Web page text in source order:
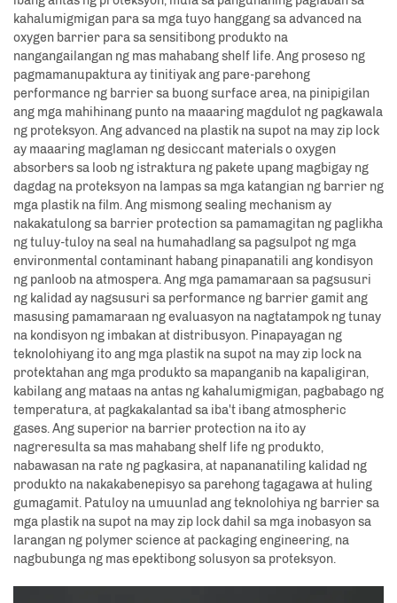
kahalumigmigan para sa mga tuyo hanggang sa advanced na
oxygen barrier para sa sensitibong produkto na
nangangailangan ng mas mahabang shelf life. Ang proseso ng
pagmamanupaktura ay tinitiyak ang pare-parehong
performance ng barrier sa buong surface area, na pinipigilan
ang mga mahihinang punto na maaaring magdulot ng pagkawala
ng proteksyon. Ang advanced na plastik na supot na may zip lock
ay maaaring maglaman ng desiccant materials o oxygen
absorbers sa loob ng istraktura ng pakete upang magbigay ng
dagdag na proteksyon na lampas sa mga katangian ng barrier ng
mga plastik na film. Ang mismong sealing mechanism ay
nakakatulong sa barrier protection sa pamamagitan ng paglikha
ng tuluy-tuloy na seal na humahadlang sa pagsulpot ng mga
environmental contaminant habang pinapanatili ang kondisyon
ng panloob na atmospera. Ang mga pamamaraan sa pagsusuri
ng kalidad ay nagsusuri sa performance ng barrier gamit ang
masusing pamamaraan ng evaluasyon na nagtatampok ng tunay
na kondisyon ng imbakan at distribusyon. Pinapayagan ng
teknolohiyang ito ang mga plastik na supot na may zip lock na
protektahan ang mga produkto sa mapanganib na kapaligiran,
kabilang ang mataas na antas ng kahalumigmigan, pagbabago ng
temperatura, at pagkakalantad sa iba't ibang atmospheric
gases. Ang superior na barrier protection na ito ay
nagreresulta sa mas mahabang shelf life ng produkto,
nabawasan na rate ng pagkasira, at napananatiling kalidad ng
produkto na nakakabenepisyo sa parehong tagagawa at huling
gumagamit. Patuloy na umuunlad ang teknolohiya ng barrier sa
mga plastik na supot na may zip lock dahil sa mga inobasyon sa
larangan ng polymer science at packaging engineering, na
nagbubunga ng mas epektibong solusyon sa proteksyon.